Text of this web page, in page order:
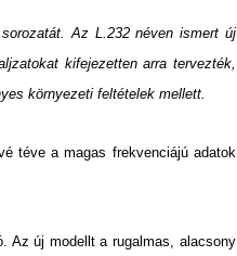
Az L.232 néven ismert új
kifejezetten arra tervezték,
környezeti feltételek mellett.
téve a magas frekvenciájú adatok
Az új modellt a rugalmas, alacsony